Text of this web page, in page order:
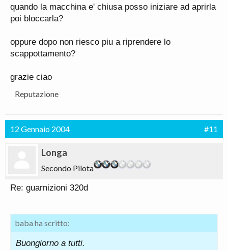
quando la macchina e' chiusa posso iniziare ad aprirla
poi bloccarla?
oppure dopo non riesco piu a riprendere lo
scappottamento?
grazie ciao
Reputazione
12 Gennaio 2004 #11
Longa
Secondo Pilota
Re: guarnizioni 320d
baba ha scritto:
Buongiorno a tutti.